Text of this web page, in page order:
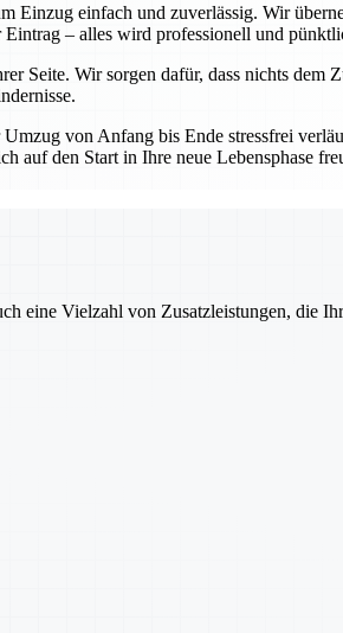
Einzug einfach und zuverlässig. Wir
– alles wird professionell und
Seite. Wir sorgen dafür, dass nichts dem
von Anfang bis Ende stressfrei
auf den Start in Ihre neue Lebensphase
eine Vielzahl von Zusatzleistungen, die